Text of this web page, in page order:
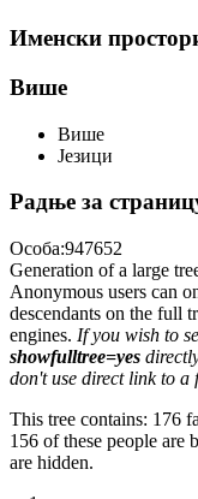
Именски
Више
Више
Језици
Радње за
Особа:947652
Generation of a large
Anonymous users can
descendants on the full
engines. If you wish to
showfulltree=yes
don't use direct link to a
This tree contains: 176
156 of these people are
are hidden.